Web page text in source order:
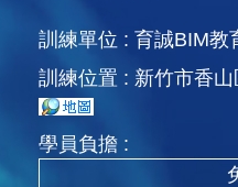
訓練單位 : 育誠BIM教
訓練位置 : 新竹市香
學員負擔 :